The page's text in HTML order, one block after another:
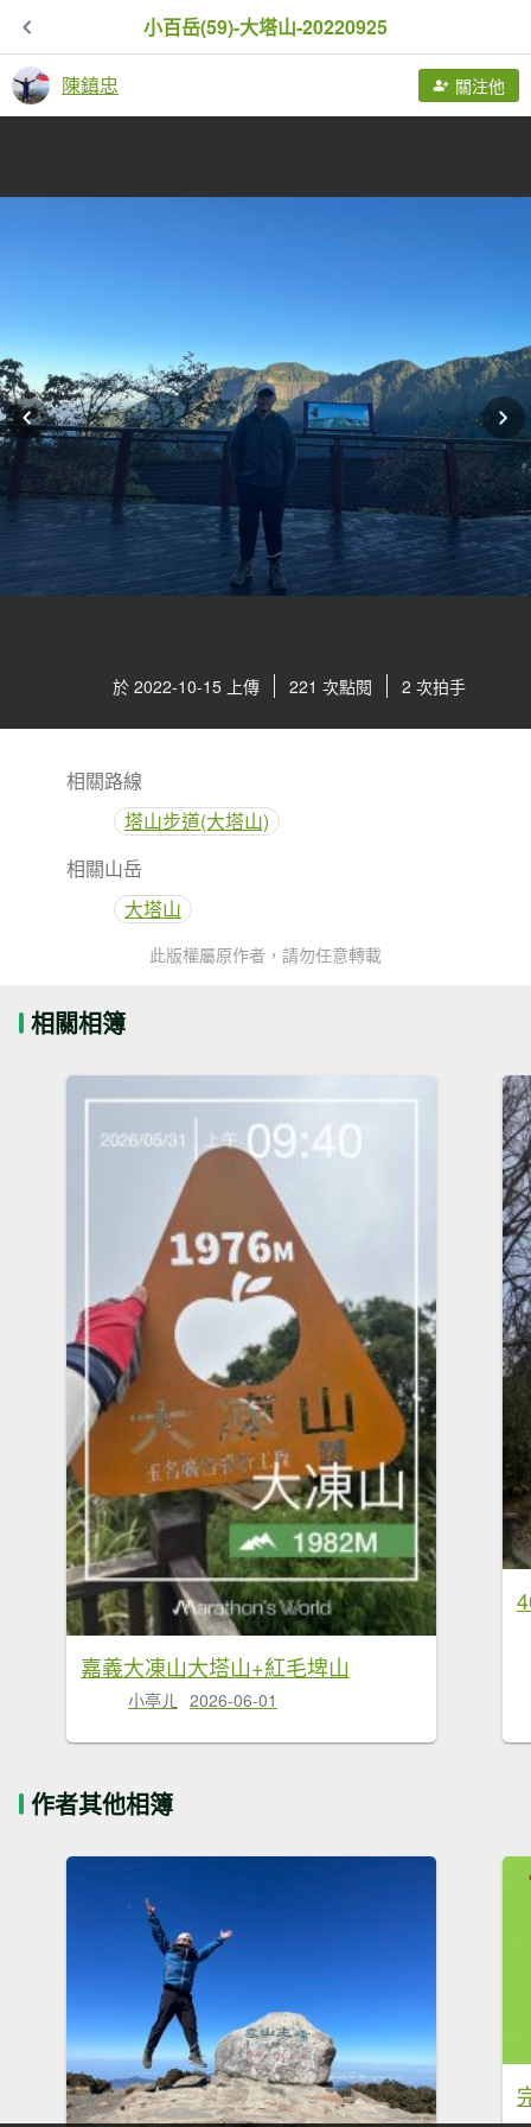
小百岳(59)-大塔山-20220925
陳鎮忠 關注他
於 2022-10-15 上傳 221 次點閱 2 次拍手
相關路線
塔山步道(大塔山)
相關山岳
大塔山
此版權屬原作者，請勿任意轉載
相關相簿
嘉義大凍山大塔山+紅毛埤山
小亭ㄦ 2026-06-01
作者其他相簿